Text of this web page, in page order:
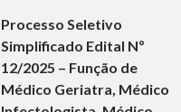
Processo Seletivo
Simplificado Edital Nº
12/2025 – Função de
Médico Geriatra, Médico